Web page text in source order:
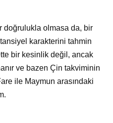
doğrulukla olmasa da, bir
karakterini tahmin
bir kesinlik değil, ancak
ve bazen Çin takviminin
ile Maymun arasındaki